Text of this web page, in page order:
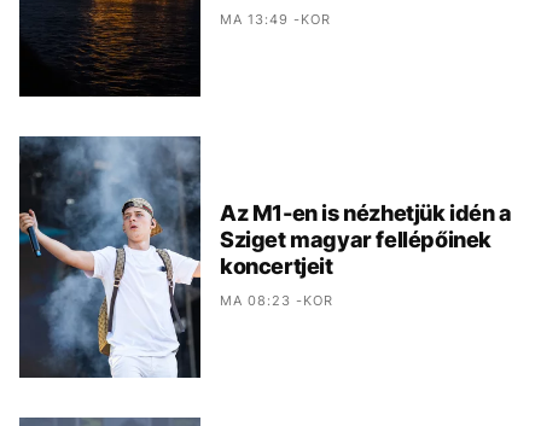
MA 13:49 -KOR
Az M1-en is nézhetjük idén a
Sziget magyar fellépőinek
koncertjeit
MA 08:23 -KOR